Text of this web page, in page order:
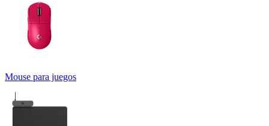
Mouse para juegos